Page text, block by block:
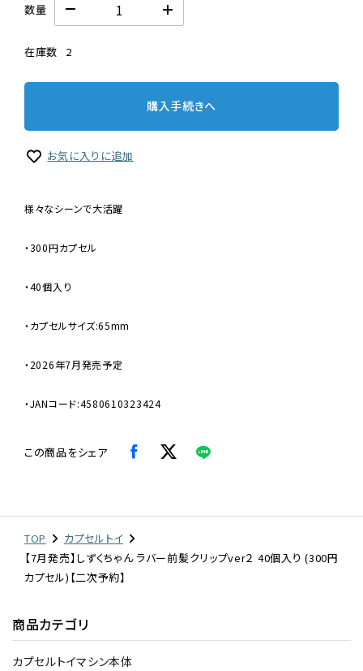
数量
在庫数 2
購入手続きへ
お気に入りに追加
様々なシーンで大活躍
・300円カプセル
・40個入り
・カプセルサイズ:65mm
・2026年7月発売予定
・JANコード:4580610323424
この商品をシェア
TOP
カプセルトイ
【7月発売】しずくちゃん ラバー前髪クリップver２ 40個入り (300円
カプセル)【二次予約】
商品カテゴリ
カプセルトイマシン本体